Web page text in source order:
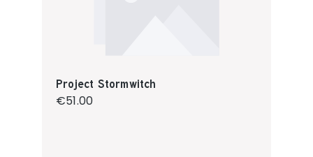
Project Stormwitch
Regular price:
€51.00